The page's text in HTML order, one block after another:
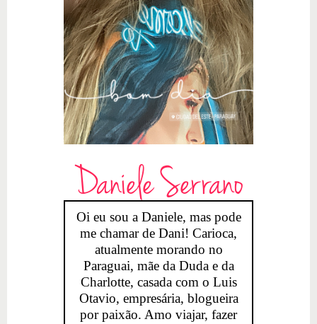
Daniele Serrano
Oi eu sou a Daniele, mas pode
me chamar de Dani! Carioca,
atualmente morando no
Paraguai, mãe da Duda e da
Charlotte, casada com o Luis
Otavio, empresária, blogueira
por paixão. Amo viajar, fazer